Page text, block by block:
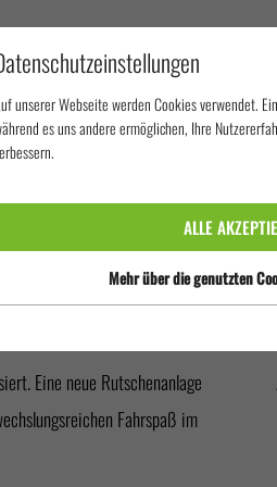
OCEAN ADVENTURE
Eine neue Rutschenanlage
Fahrspaß im
aus klassischen und
unserer Webseite werden Cookies verwendet.
es uns andere ermöglichen, Ihre
ALLE
Mehr über die genutzten